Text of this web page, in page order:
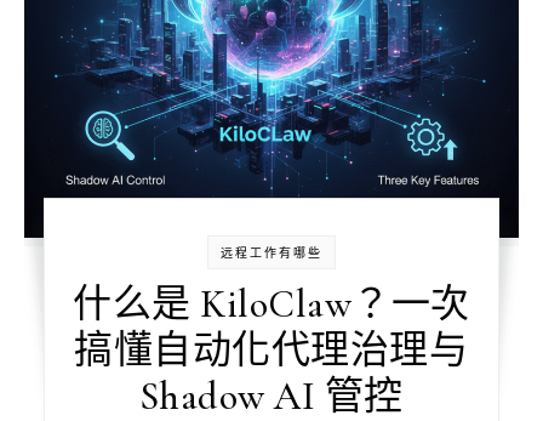
远程工作有哪些
什么是 KiloClaw？一次
搞懂自动化代理治理与
Shadow AI 管控